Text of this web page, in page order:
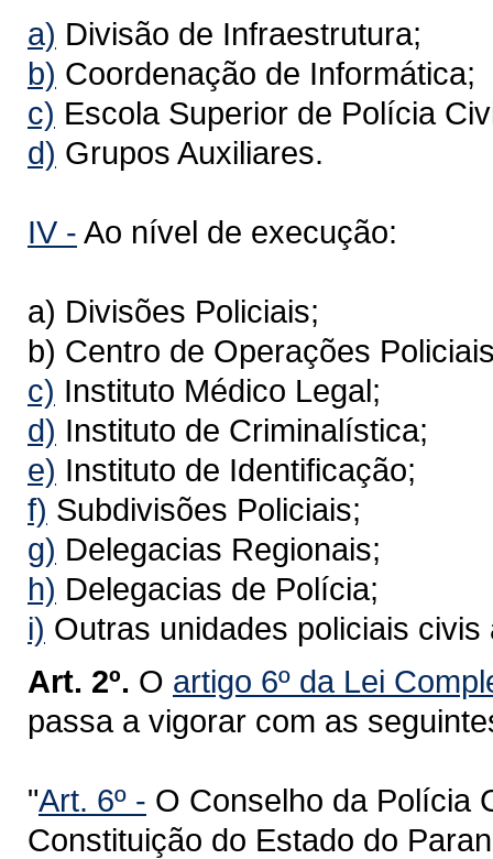
a) Divisão de Infraestrutura;
b) Coordenação de Informática;
c) Escola Superior de Polícia
d) Grupos Auxiliares.
IV - Ao nível de execução:
a) Divisões Policiais;
b) Centro de Operações
c) Instituto Médico Legal;
d) Instituto de Criminalística;
e) Instituto de Identificação;
f) Subdivisões Policiais;
g) Delegacias Regionais;
h) Delegacias de Polícia;
i) Outras unidades policiais civis
Art. 2º. O artigo 6º da Lei
passa a vigorar com as
"Art. 6º - O Conselho da Polícia
Constituição do Estado do